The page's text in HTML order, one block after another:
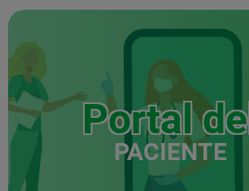
Portal del
PACIENTE